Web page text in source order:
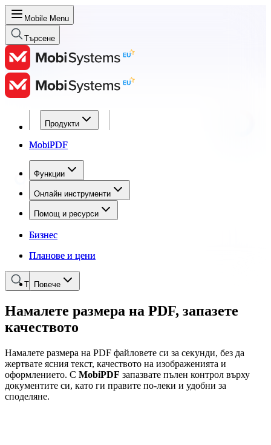
Mobile Menu
Търсене
Продукти
MobiPDF
Функции
Онлайн инструменти
Помощ и ресурси
Бизнес
Планове и цени
Повече
Продукти
MobiPDF
Функции
Онлайн инструменти
Помощ и ресурси
Бизнес
Планове и цени
Търсене
Намалете размера на PDF, запазете
качеството
Намалете размера на PDF файловете си за секунди, без да
жертвате ясния текст, качеството на изображенията и
оформлението. С MobiPDF запазвате пълен контрол върху
документите си, като ги правите по-леки и удобни за
споделяне.